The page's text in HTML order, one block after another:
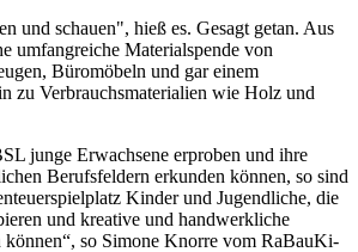
und schauen", hieß es. Gesagt getan. Aus
umfangreiche Materialspende von
Büromöbeln und gar einem
zu Verbrauchsmaterialien wie Holz und
junge Erwachsene erproben und ihre
Berufsfeldern erkunden können, so sind
Kinder und Jugendliche, die
und kreative und handwerkliche
können“, so Simone Knorre vom RaBauKi-